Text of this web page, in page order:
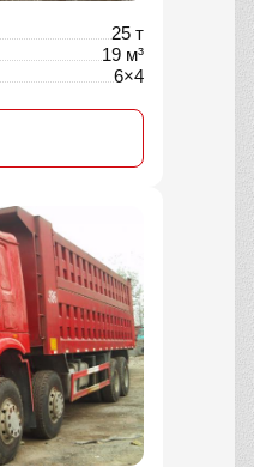
25 т
19 м³
6×4